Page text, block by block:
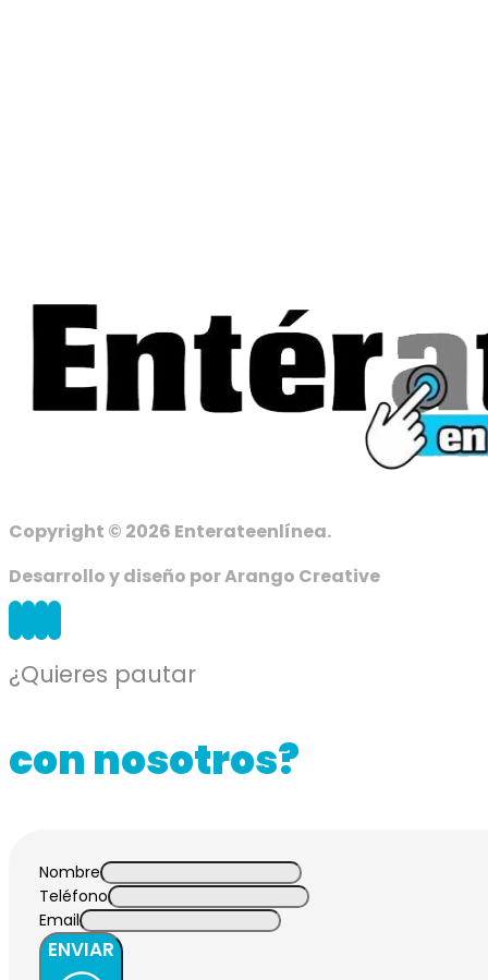
Copyright © 2026 Enterateenlínea.
Desarrollo y diseño por Arango Creative
¿Quieres pautar
con nosotros?
Nombre
Teléfono
Email
ENVIAR